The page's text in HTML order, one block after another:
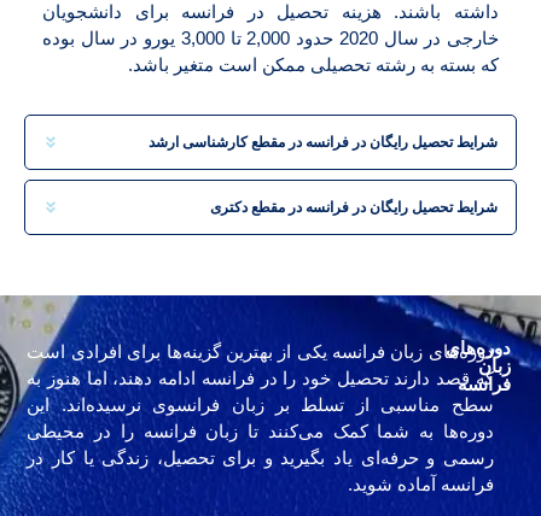
داشته باشند. هزینه تحصیل در فرانسه برای دانشجویان
خارجی در سال 2020 حدود 2,000 تا 3,000 یورو در سال بوده
که بسته به رشته تحصیلی ممکن است متغیر باشد.
شرایط تحصیل رایگان در فرانسه در مقطع کارشناسی ارشد
شرایط تحصیل رایگان در فرانسه در مقطع دکتری
دوره‌های
زبان
فرانسه
دوره‌های زبان فرانسه یکی از بهترین گزینه‌ها برای افرادی است
که قصد دارند تحصیل خود را در فرانسه ادامه دهند، اما هنوز به
سطح مناسبی از تسلط بر زبان فرانسوی نرسیده‌اند. این
دوره‌ها به شما کمک می‌کنند تا زبان فرانسه را در محیطی
رسمی و حرفه‌ای یاد بگیرید و برای تحصیل، زندگی یا کار در
فرانسه آماده شوید.